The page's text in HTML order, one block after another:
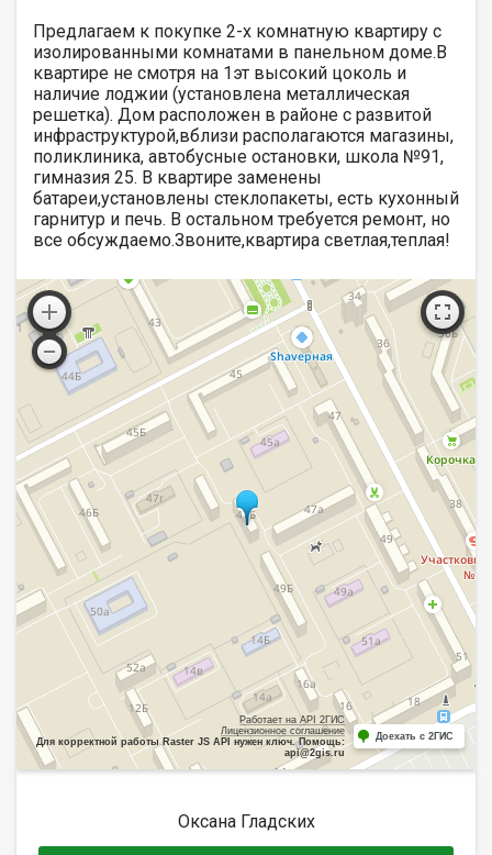
Предлагаем к покупке 2-х комнатную квартиру с
изолированными комнатами в панельном доме.В
квартире не смотря на 1эт высокий цоколь и
наличие лоджии (установлена металлическая
решетка). Дом расположен в районе с развитой
инфраструктурой,вблизи располагаются магазины,
поликлиника, автобусные остановки, школа №91,
гимназия 25. В квартире заменены
батареи,установлены стеклопакеты, есть кухонный
гарнитур и печь. В остальном требуется ремонт, но
все обсуждаемо.Звоните,квартира светлая,теплая!
Работает на API 2ГИС
Лицензионное соглашение
Для корректной работы Raster JS API нужен ключ. Помощь:
api@2gis.ru
Доехать с 2ГИС
Оксана Гладских